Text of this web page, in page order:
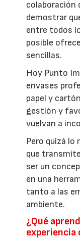
colaboración
demostrar
entre todos
posible
sencillas.
Hoy Punto
envases
papel y
gestión y
vuelvan a
Pero quizá lo
que
ser un
en una
tanto a las
ambiente.
¿Qué
experiencia